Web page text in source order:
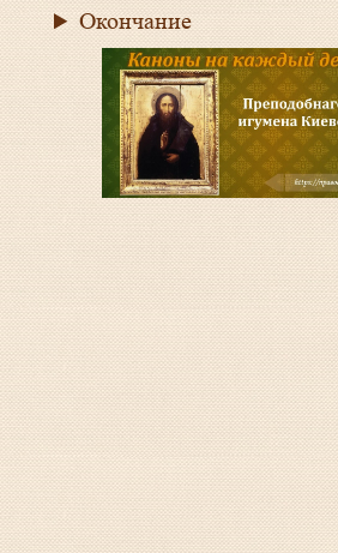
Окончание